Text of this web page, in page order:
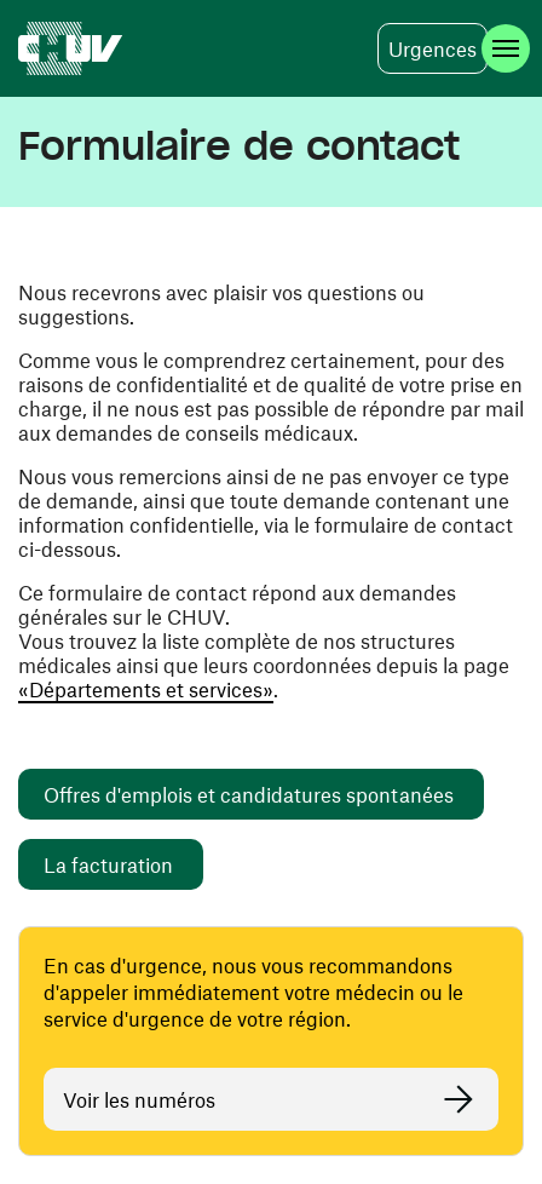
Urgences
Formulaire de contact
Nous recevrons avec plaisir vos questions ou
suggestions.
Comme vous le comprendrez certainement, pour des
raisons de confidentialité et de qualité de votre prise en
charge, il ne nous est pas possible de répondre par mail
aux demandes de conseils médicaux.
Nous vous remercions ainsi de ne pas envoyer ce type
de demande, ainsi que toute demande contenant une
information confidentielle, via le formulaire de contact
ci-dessous.
Ce formulaire de contact répond aux demandes
générales sur le CHUV.
Vous trouvez la liste complète de nos structures
médicales ainsi que leurs coordonnées depuis la page
«Départements et services».
Offres d'emplois et candidatures spontanées
La facturation
En cas d'urgence, nous vous recommandons
d'appeler immédiatement votre médecin ou le
service d'urgence de votre région.
Voir les numéros